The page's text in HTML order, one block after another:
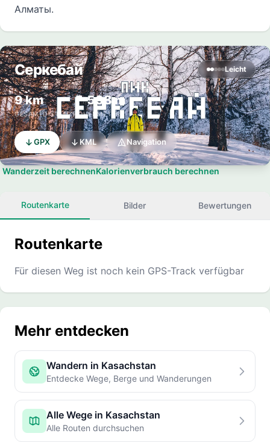
Алматы.
Серкебай Leicht
9 km
GESAMTDISTANZ
↗ 538 m
HÖHENMETER
GPX KML Navigation
Wanderzeit berechnenKalorienverbrauch berechnen
Routenkarte Bilder Bewertungen
Routenkarte
Für diesen Weg ist noch kein GPS-Track verfügbar
Mehr entdecken
Wandern in Kasachstan
Entdecke Wege, Berge und Wanderungen
Alle Wege in Kasachstan
Alle Routen durchsuchen